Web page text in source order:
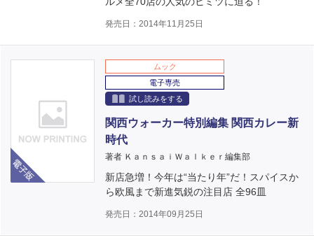
発売日：2014年11月25日
ムック
電子専売
試し読みをする
関西ウォーカー特別編集 関西カレー新
時代
著者 ＫａｎｓａｉＷａｌｋｅｒ編集部
新店急増！今年は“当たり年”だ！スパイスか
ら欧風まで新進気鋭の注目店 全96皿
発売日：2014年09月25日